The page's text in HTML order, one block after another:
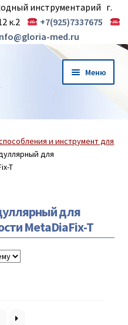
инструментарий г.
к.2
+7(925)7337675
med.ru
Меню
и инструмент для
для
T
для
MetaDiaFix-T